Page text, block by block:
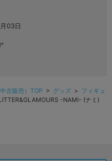
03日
古販売）TOP > グッズ > フィギュ
-NAMI- (ナミ)